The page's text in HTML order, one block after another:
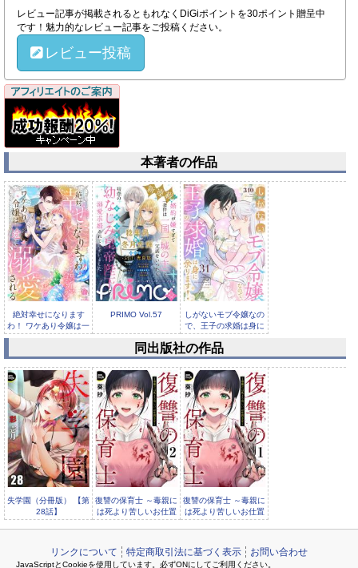
レビュー記事が掲載されるともれなくDiGiポイントを30ポイント贈呈中
です！魅力的なレビュー記事をご投稿ください。
レビュー投稿
本著者の作品
絶対幸せになります
わ！ ワケあり令嬢は一
途に溺愛...
PRIMO Vol.57
しがないモブ令嬢なの
で、王子の求婚は身に
余ります...
PRIMO Vol.56
同出版社の作品
失学園（分冊版） 【第
28話】
復讐の保育士 ～毒親に
は死より苦しいお仕置
きを～（分冊版）
復讐の保育士 ～毒親に
は死より苦しいお仕置
きを～（分冊版）
リンクについて 特定商取引法に基づく表示 お問い合わせ
JavaScriptとCookieを使用しています。必ずONにしてご利用ください。